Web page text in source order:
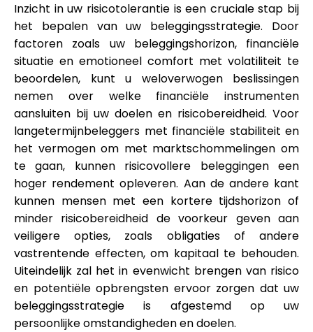
Inzicht in uw risicotolerantie is een cruciale stap bij
het bepalen van uw beleggingsstrategie. Door
factoren zoals uw beleggingshorizon, financiële
situatie en emotioneel comfort met volatiliteit te
beoordelen, kunt u weloverwogen beslissingen
nemen over welke financiële instrumenten
aansluiten bij uw doelen en risicobereidheid. Voor
langetermijnbeleggers met financiële stabiliteit en
het vermogen om met marktschommelingen om
te gaan, kunnen risicovollere beleggingen een
hoger rendement opleveren. Aan de andere kant
kunnen mensen met een kortere tijdshorizon of
minder risicobereidheid de voorkeur geven aan
veiligere opties, zoals obligaties of andere
vastrentende effecten, om kapitaal te behouden.
Uiteindelijk zal het in evenwicht brengen van risico
en potentiële opbrengsten ervoor zorgen dat uw
beleggingsstrategie is afgestemd op uw
persoonlijke omstandigheden en doelen.